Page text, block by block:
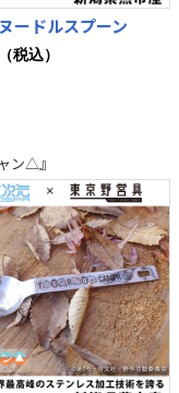
ードルスプーン
税込）
ン△』